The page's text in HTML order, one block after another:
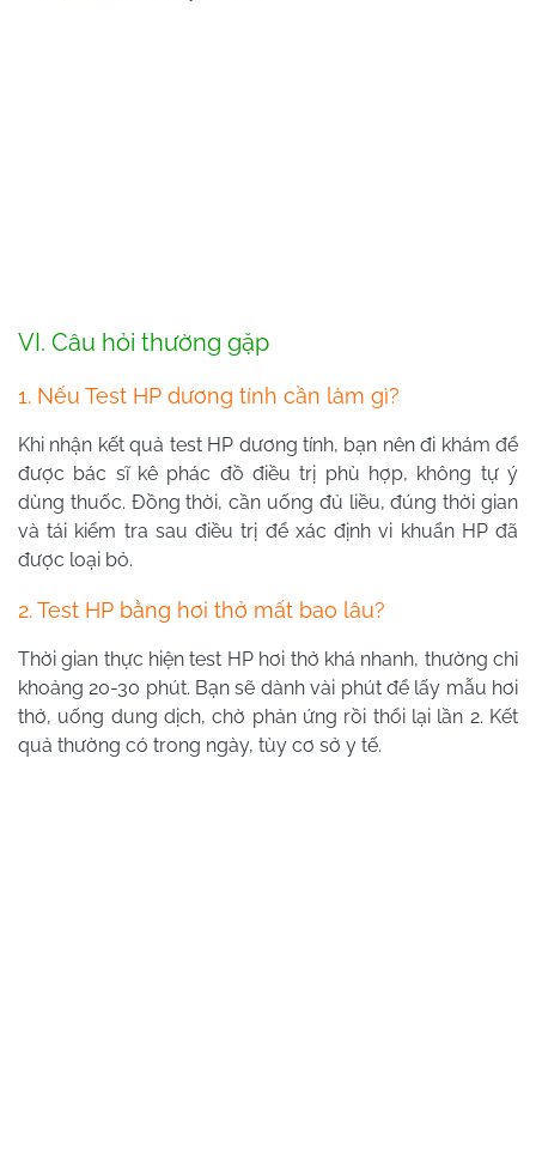
VI. Câu hỏi thường gặp
1. Nếu Test HP dương tính cần làm gì?
Khi nhận kết quả test HP dương tính, bạn nên đi khám để
được bác sĩ kê phác đồ điều trị phù hợp, không tự ý
dùng thuốc. Đồng thời, cần uống đủ liều, đúng thời gian
và tái kiểm tra sau điều trị để xác định vi khuẩn HP đã
được loại bỏ.
2. Test HP bằng hơi thở mất bao lâu?
Thời gian thực hiện test HP hơi thở khá nhanh, thường chỉ
khoảng 20-30 phút. Bạn sẽ dành vài phút để lấy mẫu hơi
thở, uống dung dịch, chờ phản ứng rồi thổi lại lần 2. Kết
quả thường có trong ngày, tùy cơ sở y tế.